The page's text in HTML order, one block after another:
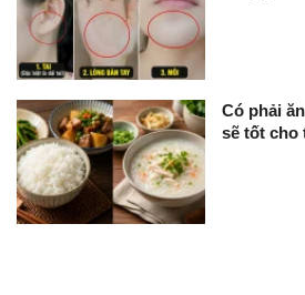
Có phải
sẽ tốt cho